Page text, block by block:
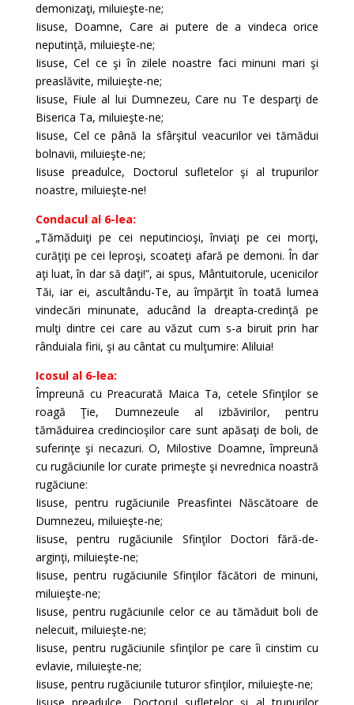
demonizaţi, miluieşte-ne;
Iisuse, Doamne, Care ai putere de a vindeca orice
neputinţă, miluieşte-ne;
Iisuse, Cel ce şi în zilele noastre faci minuni mari şi
preaslăvite, miluieşte-ne;
Iisuse, Fiule al lui Dumnezeu, Care nu Te desparţi de
Biserica Ta, miluieşte-ne;
Iisuse, Cel ce până la sfârşitul veacurilor vei tămădui
bolnavii, miluieşte-ne;
Iisuse preadulce, Doctorul sufletelor şi al trupurilor
noastre, miluieşte-ne!
Condacul al 6-lea:
„Tămăduiţi pe cei neputincioşi, înviaţi pe cei morţi,
curăţiţi pe cei leproşi, scoateţi afară pe demoni. În dar
aţi luat, în dar să daţi!”, ai spus, Mântuitorule, ucenicilor
Tăi, iar ei, ascultându-Te, au împărţit în toată lumea
vindecări minunate, aducând la dreapta-credinţă pe
mulţi dintre cei care au văzut cum s-a biruit prin har
rânduiala firii, şi au cântat cu mulţumire: Aliluia!
Icosul al 6-lea:
Împreună cu Preacurată Maica Ta, cetele Sfinţilor se
roagă Ţie, Dumnezeule al izbăvirilor, pentru
tămăduirea credincioşilor care sunt apăsaţi de boli, de
suferinţe şi necazuri. O, Milostive Doamne, împreună
cu rugăciunile lor curate primeşte şi nevrednica noastră
rugăciune:
Iisuse, pentru rugăciunile Preasfintei Născătoare de
Dumnezeu, miluieşte-ne;
Iisuse, pentru rugăciunile Sfinţilor Doctori fără-de-
arginţi, miluieşte-ne;
Iisuse, pentru rugăciunile Sfinţilor făcători de minuni,
miluieşte-ne;
Iisuse, pentru rugăciunile celor ce au tămăduit boli de
nelecuit, miluieşte-ne;
Iisuse, pentru rugăciunile sfinţilor pe care îi cinstim cu
evlavie, miluieşte-ne;
Iisuse, pentru rugăciunile tuturor sfinţilor, miluieşte-ne;